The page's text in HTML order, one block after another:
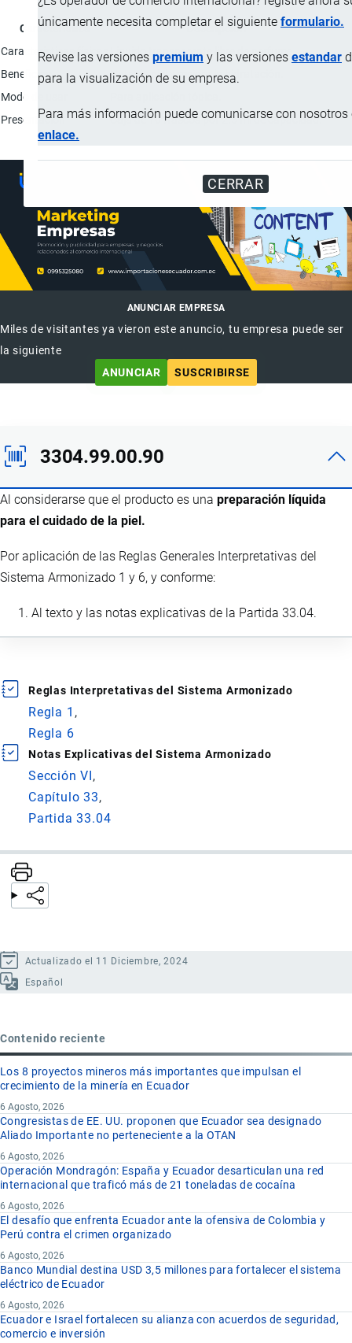
únicamente necesita completar el siguiente formulario.
Revise las versiones premium y las versiones estandar
para la visualización de su empresa.
Para más información puede comunicarse con nosotros
enlace.
CERRAR
Característica
Descripción
Características físicas
Líquido transparente libre de perfume.
Beneficios
Nutre la piel y mejora la hidratación.
Modo de usar
Presentación
Caja de 10 frascos por 2.5 ml de capacidad.
ANUNCIAR EMPRESA
Miles de visitantes ya vieron este anuncio, tu empresa puede ser
la siguiente
ANUNCIAR
SUSCRIBIRSE
3304.99.00.90
Al considerarse que el producto es una preparación líquida
para el cuidado de la piel.
Por aplicación de las Reglas Generales Interpretativas del
Sistema Armonizado 1 y 6, y conforme:
Al texto y las notas explicativas de la Partida 33.04.
Reglas Interpretativas del Sistema Armonizado
Regla 1
Regla 6
Notas Explicativas del Sistema Armonizado
Sección VI
Capítulo 33
Partida 33.04
Actualizado el 11 Diciembre, 2024
Español
Contenido reciente
Los 8 proyectos mineros más importantes que impulsan el
crecimiento de la minería en Ecuador
6 Agosto, 2026
Congresistas de EE. UU. proponen que Ecuador sea designado
Aliado Importante no perteneciente a la OTAN
6 Agosto, 2026
Operación Mondragón: España y Ecuador desarticulan una red
internacional que traficó más de 21 toneladas de cocaína
6 Agosto, 2026
El desafío que enfrenta Ecuador ante la ofensiva de Colombia y
Perú contra el crimen organizado
6 Agosto, 2026
Banco Mundial destina USD 3,5 millones para fortalecer el sistema
eléctrico de Ecuador
6 Agosto, 2026
Ecuador e Israel fortalecen su alianza con acuerdos de seguridad,
comercio e inversión